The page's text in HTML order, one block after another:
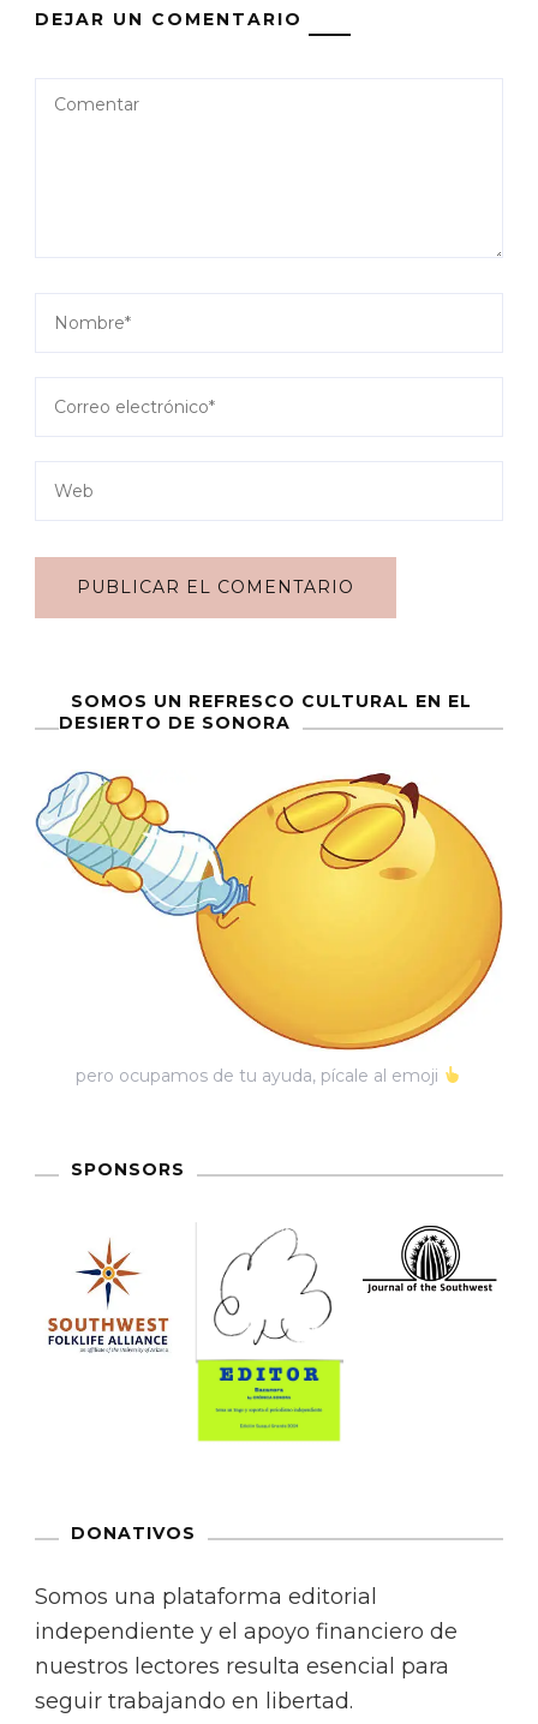
DEJAR UN COMENTARIO
SOMOS UN REFRESCO CULTURAL EN EL
DESIERTO DE SONORA
pero ocupamos de tu ayuda, pícale al emoji
SPONSORS
DONATIVOS
Somos una plataforma editorial
independiente y el apoyo financiero de
nuestros lectores resulta esencial para
seguir trabajando en libertad.